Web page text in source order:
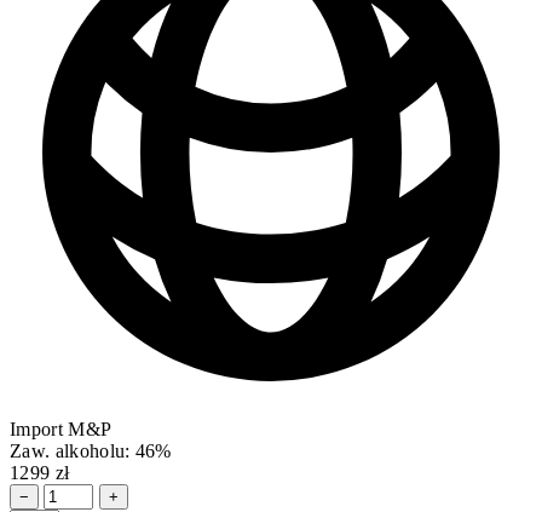
Import M&P
Zaw. alkoholu: 46%
1299 zł
− +